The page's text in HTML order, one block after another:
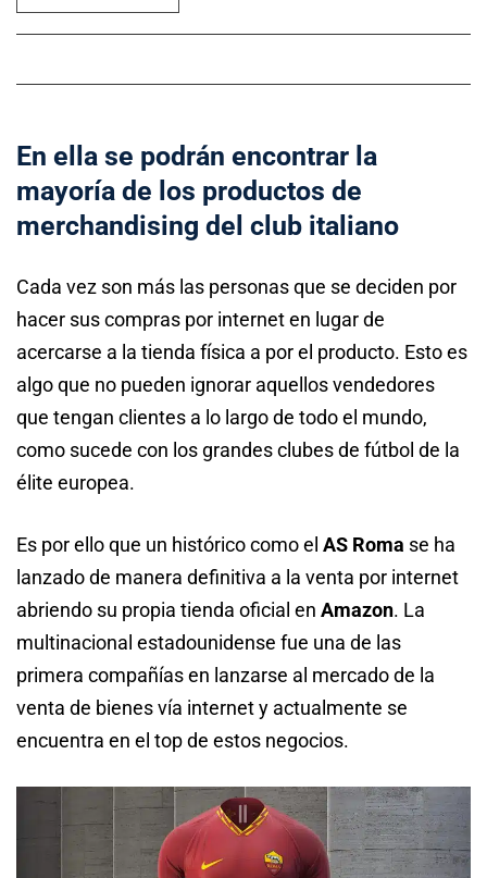
En ella se podrán encontrar la
mayoría de los productos de
merchandising del club italiano
Cada vez son más las personas que se deciden por
hacer sus compras por internet en lugar de
acercarse a la tienda física a por el producto. Esto es
algo que no pueden ignorar aquellos vendedores
que tengan clientes a lo largo de todo el mundo,
como sucede con los grandes clubes de fútbol de la
élite europea.
Es por ello que un histórico como el AS Roma se ha
lanzado de manera definitiva a la venta por internet
abriendo su propia tienda oficial en Amazon. La
multinacional estadounidense fue una de las
primera compañías en lanzarse al mercado de la
venta de bienes vía internet y actualmente se
encuentra en el top de estos negocios.